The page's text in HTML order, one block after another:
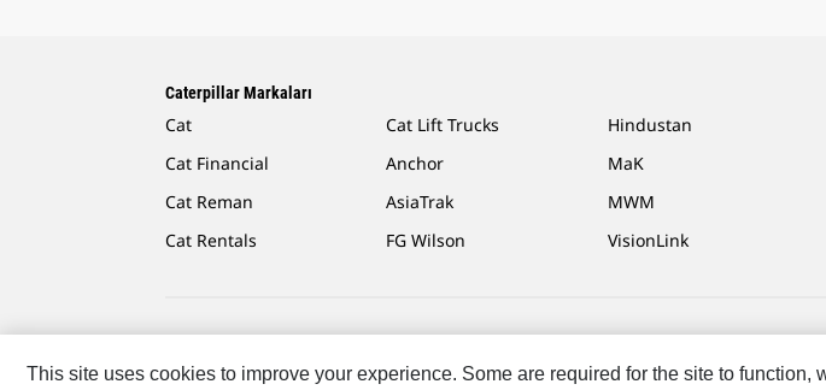
Caterpillar Markaları
Cat
Cat Financial
Cat Reman
Cat Rentals
Cat Lift Trucks
Anchor
AsiaTrak
FG Wilson
Hindustan
MaK
MWM
VisionLink
This site uses cookies to improve your experience. Some are required for the site to function,